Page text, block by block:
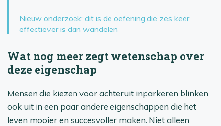
Nieuw onderzoek: dit is de oefening die zes keer
effectiever is dan wandelen
Wat nog meer zegt wetenschap over
deze eigenschap
Mensen die kiezen voor achteruit inparkeren blinken
ook uit in een paar andere eigenschappen die het
leven mooier en succesvoller maken. Niet alleen